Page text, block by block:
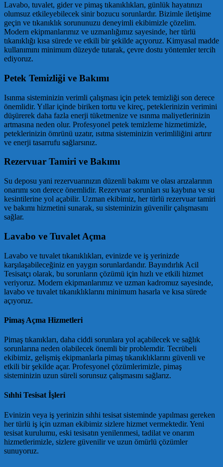
Lavabo, tuvalet, gider ve pimaş tıkanıklıkları, günlük hayatınızı
olumsuz etkileyebilecek sinir bozucu sorunlardır. Bizimle iletişime
geçin ve tıkanıklık sorununuzu deneyimli ekibimizle çözelim.
Modern ekipmanlarımız ve uzmanlığımız sayesinde, her türlü
tıkanıklığı kısa sürede ve etkili bir şekilde açıyoruz. Kimyasal madde
kullanımını minimum düzeyde tutarak, çevre dostu yöntemler tercih
ediyoruz.
Petek Temizliği ve Bakımı
Isınma sisteminizin verimli çalışması için petek temizliği son derece
önemlidir. Yıllar içinde biriken tortu ve kireç, peteklerinizin verimini
düşürerek daha fazla enerji tüketmenize ve ısınma maliyetlerinizin
artmasına neden olur. Profesyonel petek temizleme hizmetimizle,
peteklerinizin ömrünü uzatır, ısıtma sisteminizin verimliliğini artırır
ve enerji tasarrufu sağlarsınız.
Rezervuar Tamiri ve Bakımı
Su deposu yani rezervuarınızın düzenli bakımı ve olası arızalarının
onarımı son derece önemlidir. Rezervuar sorunları su kaybına ve su
kesintilerine yol açabilir. Uzman ekibimiz, her türlü rezervuar tamiri
ve bakımı hizmetini sunarak, su sisteminizin güvenilir çalışmasını
sağlar.
Lavabo ve Tuvalet Açma
Lavabo ve tuvalet tıkanıklıkları, evinizde ve iş yerinizde
karşılaşabileceğiniz en yaygın sorunlardandır. Bayındırlık Acil
Tesisatçı olarak, bu sorunların çözümü için hızlı ve etkili hizmet
veriyoruz. Modern ekipmanlarımız ve uzman kadromuz sayesinde,
lavabo ve tuvalet tıkanıklıklarını minimum hasarla ve kısa sürede
açıyoruz.
Pimaş Açma Hizmetleri
Pimaş tıkanıkları, daha ciddi sorunlara yol açabilecek ve sağlık
sorunlarına neden olabilecek önemli bir problemdir. Tecrübeli
ekibimiz, gelişmiş ekipmanlarla pimaş tıkanıklıklarını güvenli ve
etkili bir şekilde açar. Profesyonel çözümlerimizle, pimaş
sisteminizin uzun süreli sorunsuz çalışmasını sağlarız.
Sıhhi Tesisat İşleri
Evinizin veya iş yerinizin sıhhi tesisat sisteminde yapılması gereken
her türlü iş için uzman ekibimiz sizlere hizmet vermektedir. Yeni
tesisat kurulumu, eski tesisatın yenilenmesi, tadilat ve onarım
hizmetlerimizle, sizlere güvenilir ve uzun ömürlü çözümler
sunuyoruz.